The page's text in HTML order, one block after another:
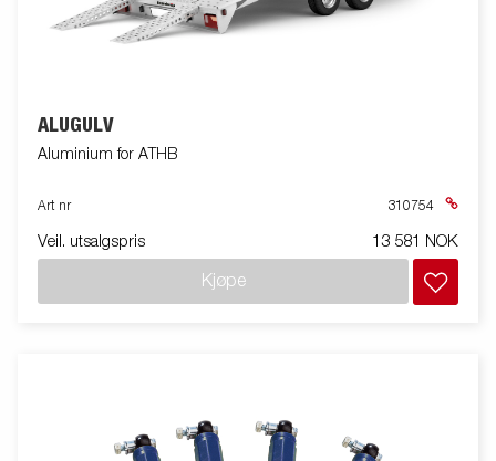
ALUGULV
Aluminium for ATHB
Art nr 310754
Veil. utsalgspris 13 581 NOK
Kjøpe